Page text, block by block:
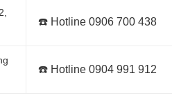
☎️ Hotline 0906 700 438
☎️ Hotline 0904 991 912